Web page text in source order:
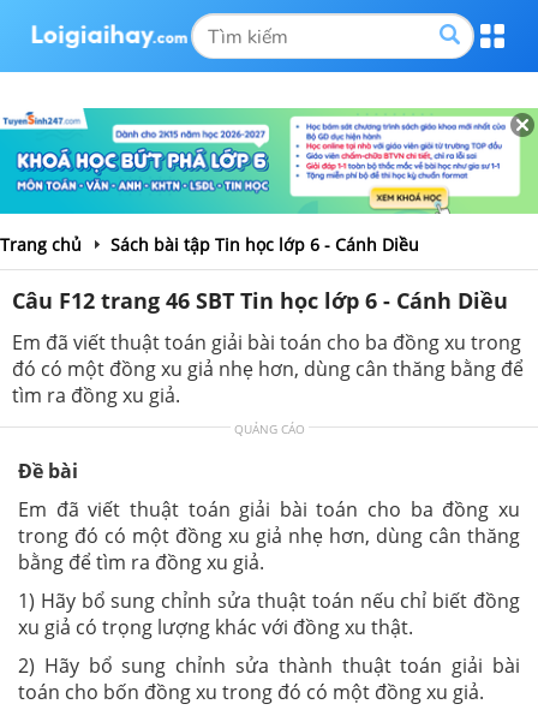
Trang chủ Sách bài tập Tin học lớp 6 - Cánh Diều
Câu F12 trang 46 SBT Tin học lớp 6 - Cánh Diều
Em đã viết thuật toán giải bài toán cho ba đồng xu trong
đó có một đồng xu giả nhẹ hơn, dùng cân thăng bằng để
tìm ra đồng xu giả.
QUẢNG CÁO
Đề bài
Em đã viết thuật toán giải bài toán cho ba đồng xu
trong đó có một đồng xu giả nhẹ hơn, dùng cân thăng
bằng để tìm ra đồng xu giả.
1) Hãy bổ sung chỉnh sửa thuật toán nếu chỉ biết đồng
xu giả có trọng lượng khác với đồng xu thật.
2) Hãy bổ sung chỉnh sửa thành thuật toán giải bài
toán cho bốn đồng xu trong đó có một đồng xu giả.